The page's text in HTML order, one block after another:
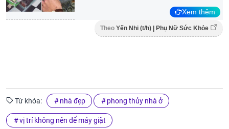
Xem thêm
Theo Yến Nhi (t/h) | Phụ Nữ Sức Khỏe
Từ khóa: nhà đẹp phong thủy nhà ở
vị trí không nên để máy giặt